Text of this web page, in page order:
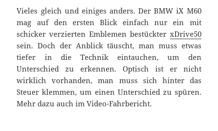
Vieles gleich und einiges anders. Der BMW iX M60
mag auf den ersten Blick einfach nur ein mit
schicker verzierten Emblemen bestückter xDrive50
sein. Doch der Anblick täuscht, man muss etwas
tiefer in die Technik eintauchen, um den
Unterschied zu erkennen. Optisch ist er nicht
wirklich vorhanden, man muss sich hinter das
Steuer klemmen, um einen Unterschied zu spüren.
Mehr dazu auch im Video-Fahrbericht.